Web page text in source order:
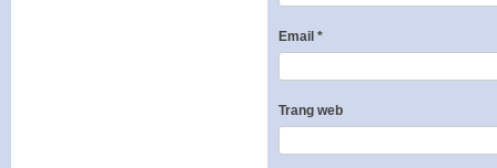
Email *
Trang web